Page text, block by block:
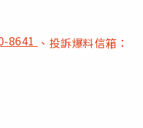
8641 、投訴爆料信箱：